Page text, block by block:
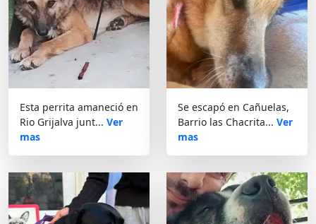
Esta perrita amaneció en
Rio Grijalva junt... Ver
mas
Se escapó en Cañuelas,
Barrio las Chacrita... Ver
mas